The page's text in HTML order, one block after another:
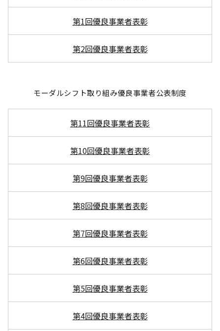
第1回優良事業者表彰
第2回優良事業者表彰
モーダルシフト取り組み優良事業者公表制度
第11回優良事業者表彰
第10回優良事業者表彰
第9回優良事業者表彰
第8回優良事業者表彰
第7回優良事業者表彰
第6回優良事業者表彰
第5回優良事業者表彰
第4回優良事業者表彰